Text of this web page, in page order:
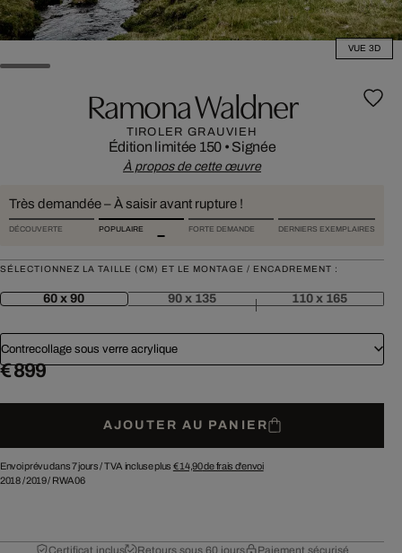
VUE 3D
Ramona Waldner
TIROLER GRAUVIEH
Édition limitée 150 • Signée
À propos de cette œuvre
Très demandée – À saisir avant rupture !
DÉCOUVERTE POPULAIRE FORTE DEMANDE DERNIERS EXEMPLAIRES
SÉLECTIONNEZ LA TAILLE (CM) ET LE MONTAGE / ENCADREMENT :
60 x 90 90 x 135 110 x 165
Contrecollage sous verre acrylique
€ 899
AJOUTER AU PANIER
Envoi prévu dans 7 jours /TVA incluse plus € 14,90de frais d'envoi
2018/2019/ RWA06
Certificat inclus Retours sous 60 jours Paiement sécurisé